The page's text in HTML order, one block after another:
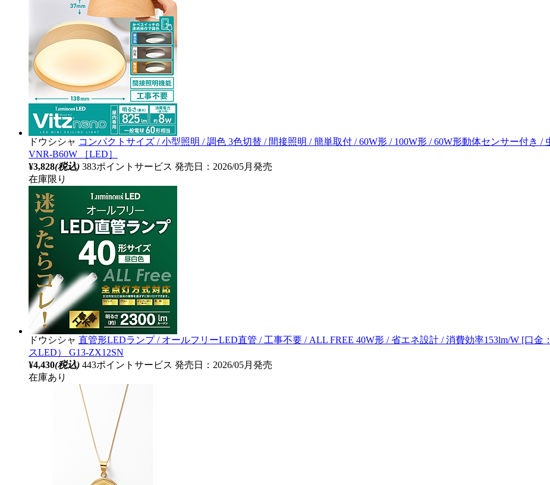
ドウシシャ コンパクトサイズ / 小型照明 / 調色 3色切替 / 間接照明 / 簡単取付 / 60W形 / 100W形 / 60W形動体センサー付き
VNR-B60W ［LED］
¥3,828(税込) 383ポイントサービス 発売日：2026/05月発売
在庫限り
ドウシシャ 直管形LEDランプ / オールフリーLED直管 / 工事不要 / ALL FREE 40W形 / 省エネ設計 / 消費効率153lm/W [口金
スLED） G13-ZX12SN
¥4,430(税込) 443ポイントサービス 発売日：2026/05月発売
在庫あり